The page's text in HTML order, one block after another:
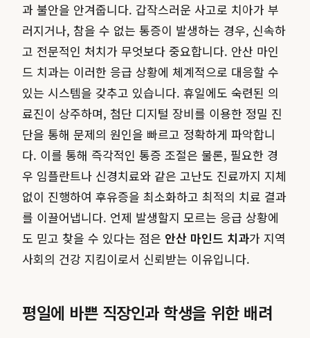
과 불안을 안겨줍니다. 갑작스러운 사고로 치아가 부
러지거나, 참을 수 없는 통증이 발생하는 경우, 신속하
고 전문적인 처치가 무엇보다 중요합니다. 안산 마인
드 치과는 이러한 응급 상황에 체계적으로 대응할 수
있는 시스템을 갖추고 있습니다. 휴일에도 숙련된 의
료진이 상주하며, 첨단 디지털 장비를 이용한 정밀 진
단을 통해 문제의 원인을 빠르고 정확하게 파악합니
다. 이를 통해 즉각적인 통증 조절은 물론, 필요한 경
우 임플란트나 신경치료와 같은 고난도 진료까지 지체
없이 진행하여 후유증을 최소화하고 최적의 치료 결과
를 이끌어냅니다. 언제 발생할지 모르는 응급 상황에
도 믿고 찾을 수 있다는 점은 안산 마인드 치과가 지역
사회의 건강 지킴이로서 신뢰받는 이유입니다.
평일에 바쁜 직장인과 학생을 위한 배려